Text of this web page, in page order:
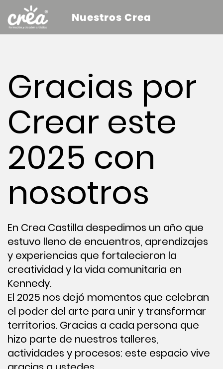
Nuestros Crea
Gracias por
Crear este
2025 con
nosotros
En Crea Castilla despedimos un año que
estuvo lleno de encuentros, aprendizajes
y experiencias que fortalecieron la
creatividad y la vida comunitaria en
Kennedy.
El 2025 nos dejó momentos que celebran
el poder del arte para unir y transformar
territorios. Gracias a cada persona que
hizo parte de nuestros talleres,
actividades y procesos: este espacio vive